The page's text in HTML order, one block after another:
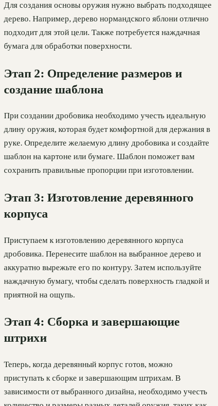
Для создания основы оружия нужно выбрать подходящее
дерево. Например, дерево нормандского яблони отлично
подходит для этой цели. Также потребуется наждачная
бумага для обработки поверхности.
Этап 2: Определение размеров и
создание шаблона
При создании дробовика необходимо учесть идеальную
длину оружия, которая будет комфортной для держания в
руке. Определите желаемую длину дробовика и создайте
шаблон на картоне или бумаге. Шаблон поможет вам
сохранить правильные пропорции при изготовлении.
Этап 3: Изготовление деревянного
корпуса
Приступаем к изготовлению деревянного корпуса
дробовика. Перенесите шаблон на выбранное дерево и
аккуратно вырежьте его по контуру. Затем используйте
наждачную бумагу, чтобы сделать поверхность гладкой и
приятной на ощупь.
Этап 4: Сборка и завершающие
штрихи
Теперь, когда деревянный корпус готов, можно
приступать к сборке и завершающим штрихам. В
зависимости от выбранного дизайна, необходимо учесть